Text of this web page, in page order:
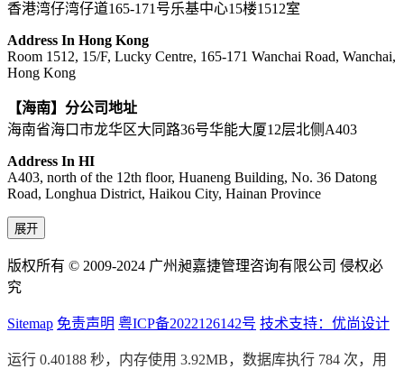
香港湾仔湾仔道165-171号乐基中心15楼1512室
Address In Hong Kong
Room 1512, 15/F, Lucky Centre, 165-171 Wanchai Road, Wanchai,
Hong Kong
【海南】分公司地址
海南省海口市龙华区大同路36号华能大厦12层北侧A403
Address In HI
A403, north of the 12th floor, Huaneng Building, No. 36 Datong
Road, Longhua District, Haikou City, Hainan Province
展开
版权所有 © 2009-2024 广州昶嘉捷管理咨询有限公司 侵权必
究
Sitemap 免责声明 粤ICP备2022126142号 技术支持：优尚设计
运行 0.40188 秒，内存使用 3.92MB，数据库执行 784 次，用